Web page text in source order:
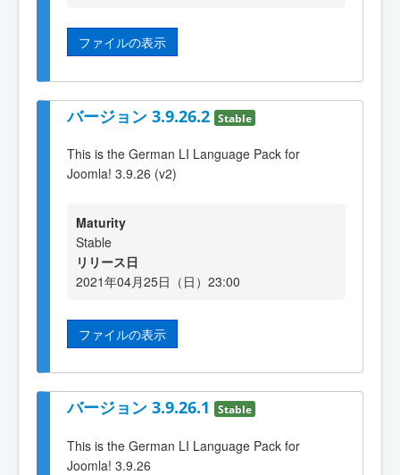
ファイルの表示
バージョン 3.9.26.2 Stable
This is the German LI Language Pack for
Joomla! 3.9.26 (v2)
Maturity
Stable
リリース日
2021年04月25日（日）23:00
ファイルの表示
バージョン 3.9.26.1 Stable
This is the German LI Language Pack for
Joomla! 3.9.26